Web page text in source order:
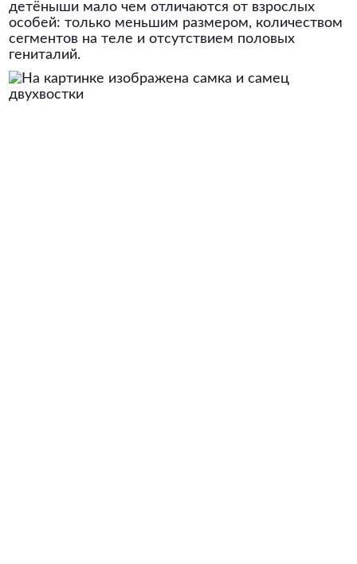
детёныши мало чем отличаются от взрослых
особей: только меньшим размером, количеством
сегментов на теле и отсутствием половых
гениталий.